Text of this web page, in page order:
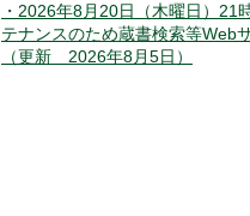
・2026年8月20日（木曜日）
テナンスのため蔵書検索等Web
（更新 2026年8月5日）